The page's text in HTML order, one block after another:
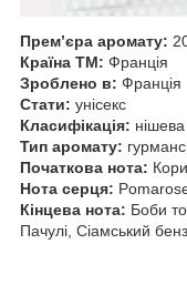
Прем’єра аромату:
Країна ТМ: Франція
Зроблено в: Франція
Стати: унісекс
Класифікація: нішева
Тип аромату:
Початкова нота:
Нота серця:
Кінцева нота: Боби
Пачулі, Сіамський